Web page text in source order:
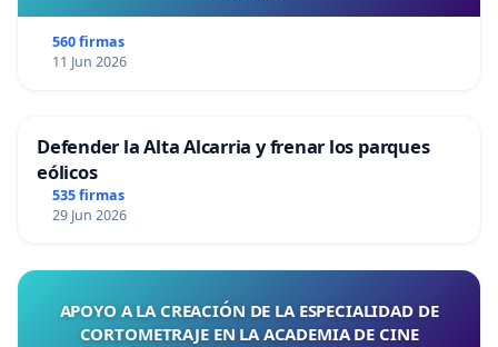
560 firmas
11 Jun 2026
Defender la Alta Alcarria y frenar los parques
eólicos
535 firmas
29 Jun 2026
APOYO A LA CREACIÓN DE LA ESPECIALIDAD DE
CORTOMETRAJE EN LA ACADEMIA DE CINE